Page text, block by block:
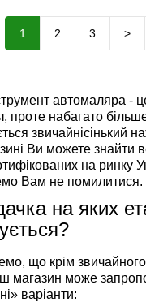
1 2 3 >
автомаляра -
проте набагато
звичайнісінький
Ви можете знайти
на ринку
Вам не помилитися.
на яких
що крім
магазин може
варіанти: